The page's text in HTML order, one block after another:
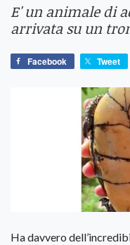
E' un animale di
arrivata su un
Facebook Tweet
Ha davvero